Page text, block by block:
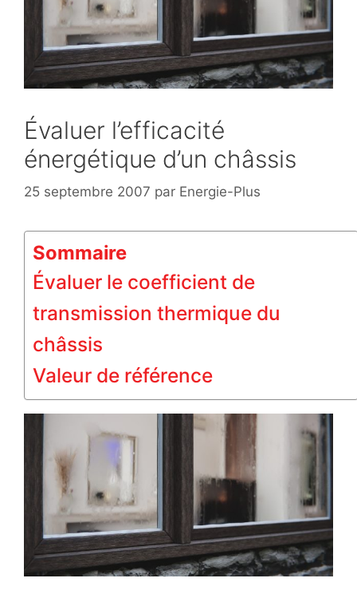
Évaluer l’efficacité
énergétique d’un châssis
25 septembre 2007 par Energie-Plus
Sommaire
Évaluer le coefficient de
transmission thermique du
châssis
Valeur de référence